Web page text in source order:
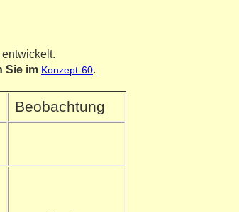
Sie im Konzept-60.
Beobachtung